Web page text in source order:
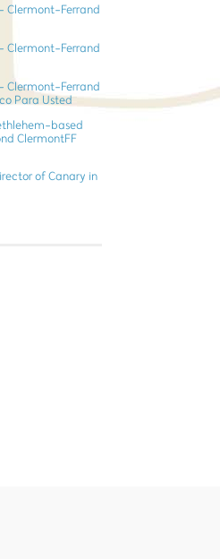
Clermont-Ferrand
Clermont-Ferrand
Clermont-Ferrand
Para Usted
based
ClermontFF
of Canary in